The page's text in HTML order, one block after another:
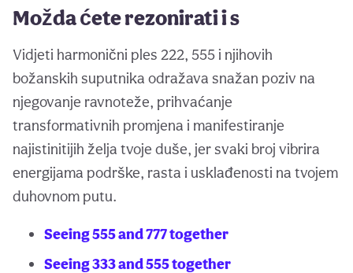
Možda ćete rezonirati i s
Vidjeti harmonični ples 222, 555 i njihovih
božanskih suputnika odražava snažan poziv na
njegovanje ravnoteže, prihvaćanje
transformativnih promjena i manifestiranje
najistinitijih želja tvoje duše, jer svaki broj vibrira
energijama podrške, rasta i usklađenosti na tvojem
duhovnom putu.
Seeing 555 and 777 together
Seeing 333 and 555 together